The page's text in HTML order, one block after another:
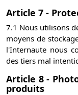
Article 7 -
7.1 Nous utilisons
moyens de
l'Internaute nous
des tiers mal
Article 8 -
produits